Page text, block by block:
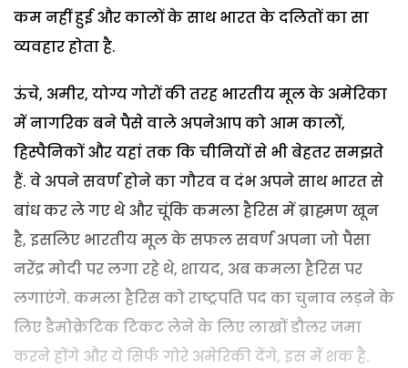
कम नहीं हुई और कालों के साथ भारत के दलितों का सा
व्यवहार होता है.
ऊंचे, अमीर, योग्य गोरों की तरह भारतीय मूल के अमेरिका
में नागरिक बने पैसे वाले अपनेआप को आम कालों,
हिस्पैनिकों और यहां तक कि चीनियों से भी बेहतर समझते
हैं. वे अपने सवर्ण होने का गौरव व दंभ अपने साथ भारत से
बांध कर ले गए थे और चूंकि कमला हैरिस में ब्राह्मण खून
है, इसलिए भारतीय मूल के सफल सवर्ण अपना जो पैसा
नरेंद्र मोदी पर लगा रहे थे, शायद, अब कमला हैरिस पर
लगाएंगे. कमला हैरिस को राष्ट्रपति पद का चुनाव लड़ने के
लिए डैमोक्रेटिक टिकट लेने के लिए लाखों डौलर जमा
करने होंगे और ये सिर्फ गोरे अमेरिकी देंगे, इस में शक है.